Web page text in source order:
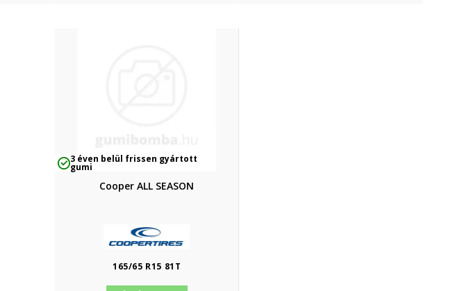
3 éven belül frissen gyártott
gumi
Cooper ALL SEASON
165/65 R15 81T